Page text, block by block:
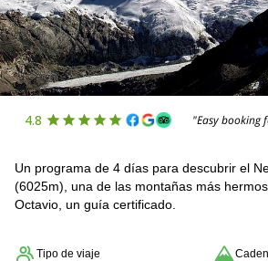
4.8 "Easy booking
Un programa de 4 días para descubrir el
(6025m), una de las montañas más
Octavio, un guía certificado.
Tipo de viaje